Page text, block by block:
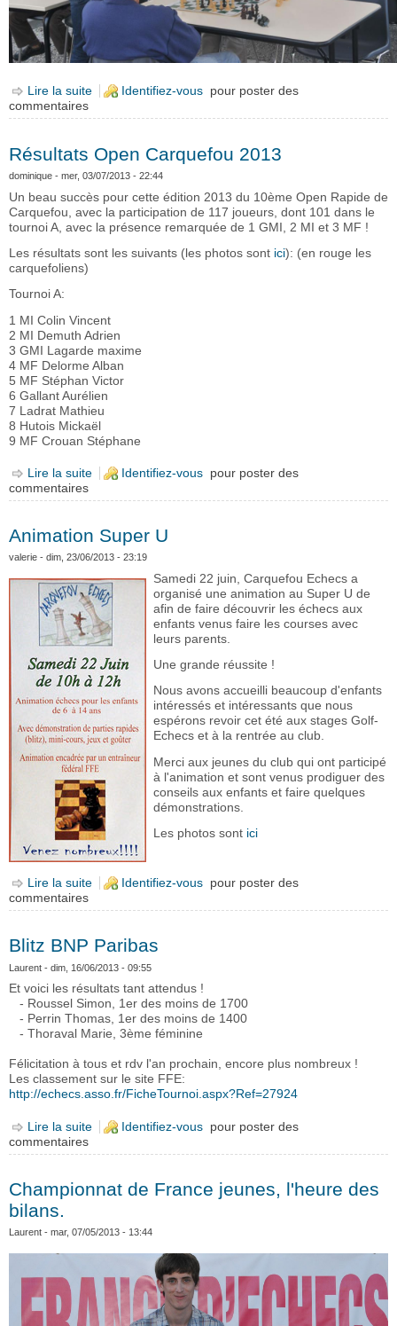
Lire la suite de Le club à la fête du jeu à Carquefou
Identifiez-vous pour poster des
commentaires
Résultats Open Carquefou 2013
dominique - mer, 03/07/2013 - 22:44
Un beau succès pour cette édition 2013 du 10ème Open Rapide de
Carquefou, avec la participation de 117 joueurs, dont 101 dans le
tournoi A, avec la présence remarquée de 1 GMI, 2 MI et 3 MF !
Les résultats sont les suivants (les photos sont ici): (en rouge les
carquefoliens)
Tournoi A:
1 MI Colin Vincent
2 MI Demuth Adrien
3 GMI Lagarde maxime
4 MF Delorme Alban
5 MF Stéphan Victor
6 Gallant Aurélien
7 Ladrat Mathieu
8 Hutois Mickaël
9 MF Crouan Stéphane
Lire la suite de Résultats Open Carquefou 2013
Identifiez-vous pour poster des
commentaires
Animation Super U
valerie - dim, 23/06/2013 - 23:19
Samedi 22 juin, Carquefou Echecs a
organisé une animation au Super U de
afin de faire découvrir les échecs aux
enfants venus faire les courses avec
leurs parents.
Une grande réussite !
Nous avons accueilli beaucoup d'enfants
intéressés et intéressants que nous
espérons revoir cet été aux stages Golf-
Echecs et à la rentrée au club.
Merci aux jeunes du club qui ont participé
à l'animation et sont venus prodiguer des
conseils aux enfants et faire quelques
démonstrations.
Les photos sont ici
Lire la suite de Animation Super U
Identifiez-vous pour poster des
commentaires
Blitz BNP Paribas
Laurent - dim, 16/06/2013 - 09:55
Et voici les résultats tant attendus !
- Roussel Simon, 1er des moins de 1700
- Perrin Thomas, 1er des moins de 1400
- Thoraval Marie, 3ème féminine
Félicitation à tous et rdv l'an prochain, encore plus nombreux !
Les classement sur le site FFE:
http://echecs.asso.fr/FicheTournoi.aspx?Ref=27924
Lire la suite de Blitz BNP Paribas
Identifiez-vous pour poster des
commentaires
Championnat de France jeunes, l'heure des
bilans.
Laurent - mar, 07/05/2013 - 13:44